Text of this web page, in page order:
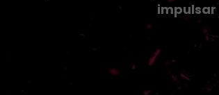
impulsar